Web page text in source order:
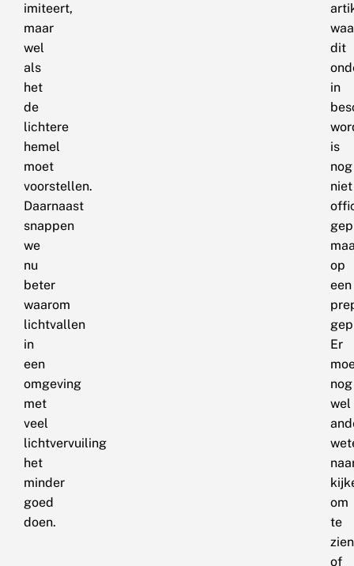
imiteert,
maar
wel
als
het
de
lichtere
hemel
moet
voorstellen.
Daarnaast
snappen
we
nu
beter
waarom
lichtvallen
in
een
omgeving
met
veel
lichtvervuiling
het
minder
goed
doen.
dit
in
is
nog
niet
op
een
Er
nog
wel
om
te
zien
of